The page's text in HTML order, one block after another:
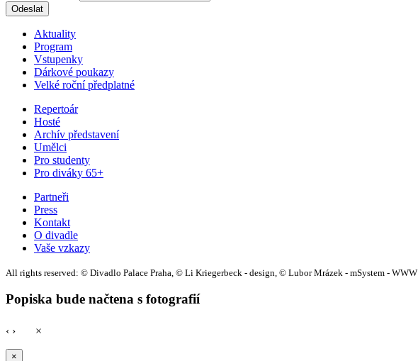
Odeslat
Aktuality
Program
Vstupenky
Dárkové poukazy
Velké roční předplatné
Repertoár
Hosté
Archív představení
Umělci
Pro studenty
Pro diváky 65+
Partneři
Press
Kontakt
O divadle
Vaše vzkazy
All rights reserved: © Divadlo Palace Praha, © Li Kriegerbeck - design, © Lubor Mrázek - mSystem - WWW
Popiska bude načtena s fotografií
‹ › ×
×